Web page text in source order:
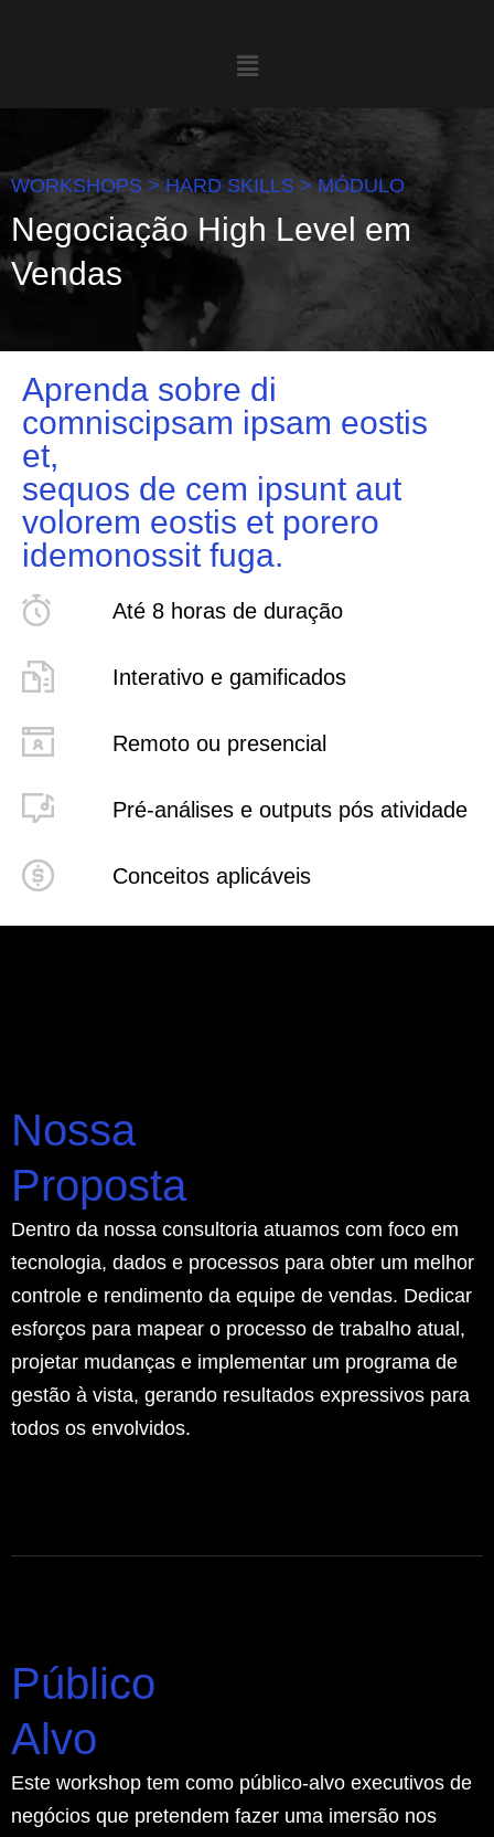
WORKSHOPS > HARD SKILLS > MÓDULO
Negociação High Level em
Vendas
Aprenda sobre di
comniscipsam ipsam eostis
et,
sequos de cem ipsunt aut
volorem eostis et porero
idemonossit fuga.
Até 8 horas de duração
Interativo e gamificados
Remoto ou presencial
Pré-análises e outputs pós atividade
Conceitos aplicáveis
Nossa
Proposta
Dentro da nossa consultoria atuamos com foco em
tecnologia, dados e processos para obter um melhor
controle e rendimento da equipe de vendas. Dedicar
esforços para mapear o processo de trabalho atual,
projetar mudanças e implementar um programa de
gestão à vista, gerando resultados expressivos para
todos os envolvidos.
Público
Alvo
Este workshop tem como público-alvo executivos de
negócios que pretendem fazer uma imersão nos